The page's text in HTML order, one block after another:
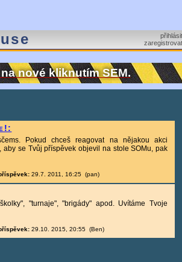
přihlásit
zaregistrovat
nové kliknutím SEM.
Pokud chceš reagovat na nějakou akci
se Tvůj příspěvek objevil na stole SOMu, pak
29.7. 2011, 16:25 (pan)
"turnaje", "brigády" apod. Uvítáme Tvoje
29.10. 2015, 20:55 (Ben)